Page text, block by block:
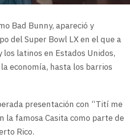
Bad Bunny, apareció y
del Super Bowl LX en el que a
latinos en Estados Unidos,
economía, hasta los barrios
presentación con “Tití me
la famosa Casita como parte de
Rico.